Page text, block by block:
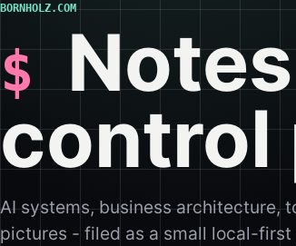
BORNHOLZ.COM
control
AI systems, business architecture,
pictures - filed as a small local-